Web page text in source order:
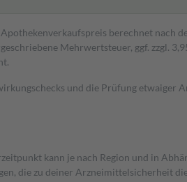
berechnet nach
Mehrwertsteuer, ggf. zzgl.
und die Prüfung etwaiger
kann je nach Region und in
die zu deiner Arzneimittelsicherheit